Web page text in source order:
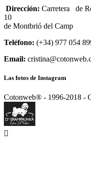
Dirección: Carretera de
10
de Montbrió del Camp
Teléfono: (+34) 977 054
Email:
Las fotos de Instagram
Cotonweb® - 1996-2018 -